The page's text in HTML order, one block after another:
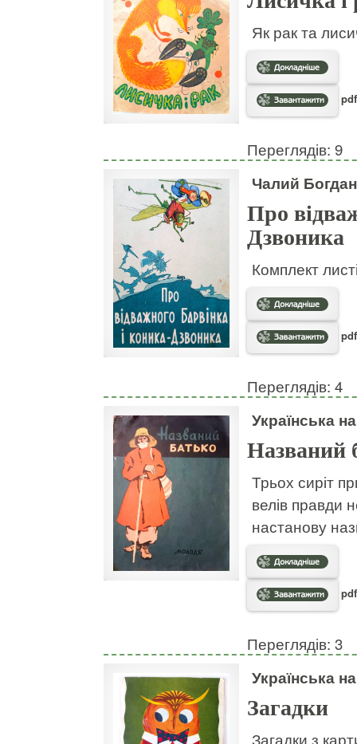
Як рак та
Переглядів: 9
Чалий
Про
Дзвоника
Комплект
Переглядів: 4
Українська
Названий
Трьох сиріт
велів правди
настанову
Переглядів: 3
Українська
Загадки
Загадки з